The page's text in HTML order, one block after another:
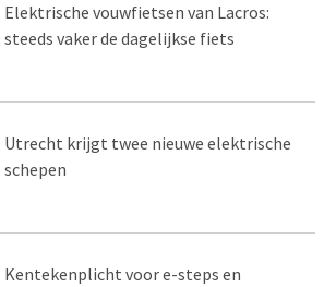
Elektrische vouwfietsen van Lacros:
steeds vaker de dagelijkse fiets
Utrecht krijgt twee nieuwe elektrische
schepen
Kentekenplicht voor e-steps en